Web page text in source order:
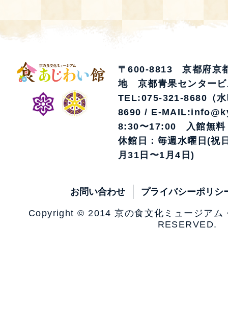
〒600-8813 京都府京
地 京都青果センタービ
TEL:075-321-8680（
8690 / E-
8:30〜17:00 入館無料
休館日：毎週水曜日(祝
月31日〜1月4日)
お問い合わせ プライバシーポリシ
Copyright © 2014 京の食文化ミュージア
RESERVED.